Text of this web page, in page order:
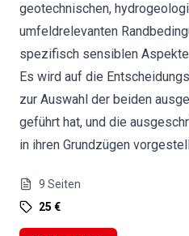
geotechnischen,
umfeldrelevanten
spezifisch sensiblen
Es wird auf die
zur Auswahl der beiden
geführt hat, und die
in ihren Grundzügen
9 Seiten
25 €